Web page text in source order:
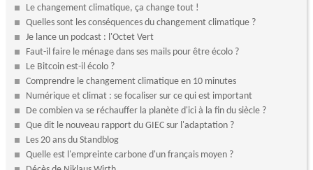
Le changement climatique, ça change tout !
Quelles sont les conséquences du changement climatique ?
Je lance un podcast : l'Octet Vert
Faut-il faire le ménage dans ses mails pour être écolo ?
Le Bitcoin est-il écolo ?
Comprendre le changement climatique en 10 minutes
Numérique et climat : se focaliser sur ce qui est important
De combien va se réchauffer la planète d'ici à la fin du siècle ?
Que dit le nouveau rapport du GIEC sur l'adaptation ?
Les 20 ans du Standblog
Quelle est l'empreinte carbone d'un français moyen ?